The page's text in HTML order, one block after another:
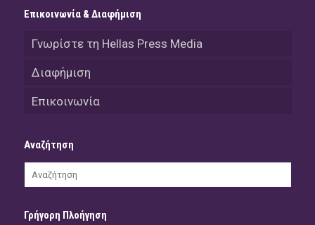
Επικοινωνία & Διαφήμιση
Γνωρίστε τη Hellas Press Media
Διαφήμιση
Επικοινωνία
Αναζήτηση
Γρήγορη Πλοήγηση